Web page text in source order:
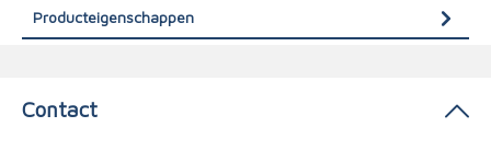
Producteigenschappen
Contact